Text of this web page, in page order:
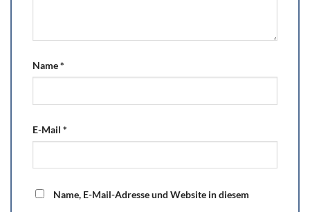
Name*
E-Mail *
Name, E-Mail-Adresse und Website in diesem